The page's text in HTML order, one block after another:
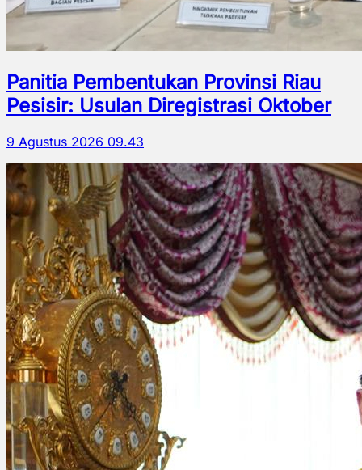
Panitia Pembentukan Provinsi Riau
Pesisir: Usulan Diregistrasi Oktober
9 Agustus 2026 09.43